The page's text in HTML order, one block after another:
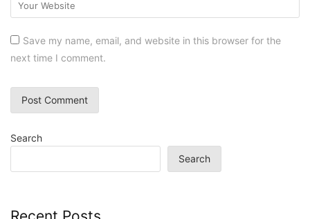
Save my name, email, and website in this browser for the
next time I comment.
Search
Search